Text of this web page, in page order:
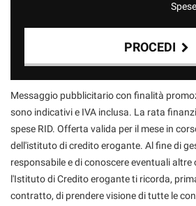
PROCEDI
Contattaci
Messaggio pubblicitario con finalità
sono indicativi e IVA inclusa. La rata
spese RID. Offerta valida per il mese in
dell'istituto di credito erogante. Al fine di
responsabile e di conoscere eventuali
l'Istituto di Credito erogante ti ricorda,
contratto, di prendere visione di tutte le